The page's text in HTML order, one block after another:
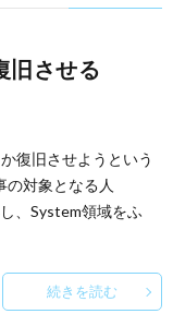
旧させる
復旧させようという
の対象となる人
、System領域をふ
続きを読む